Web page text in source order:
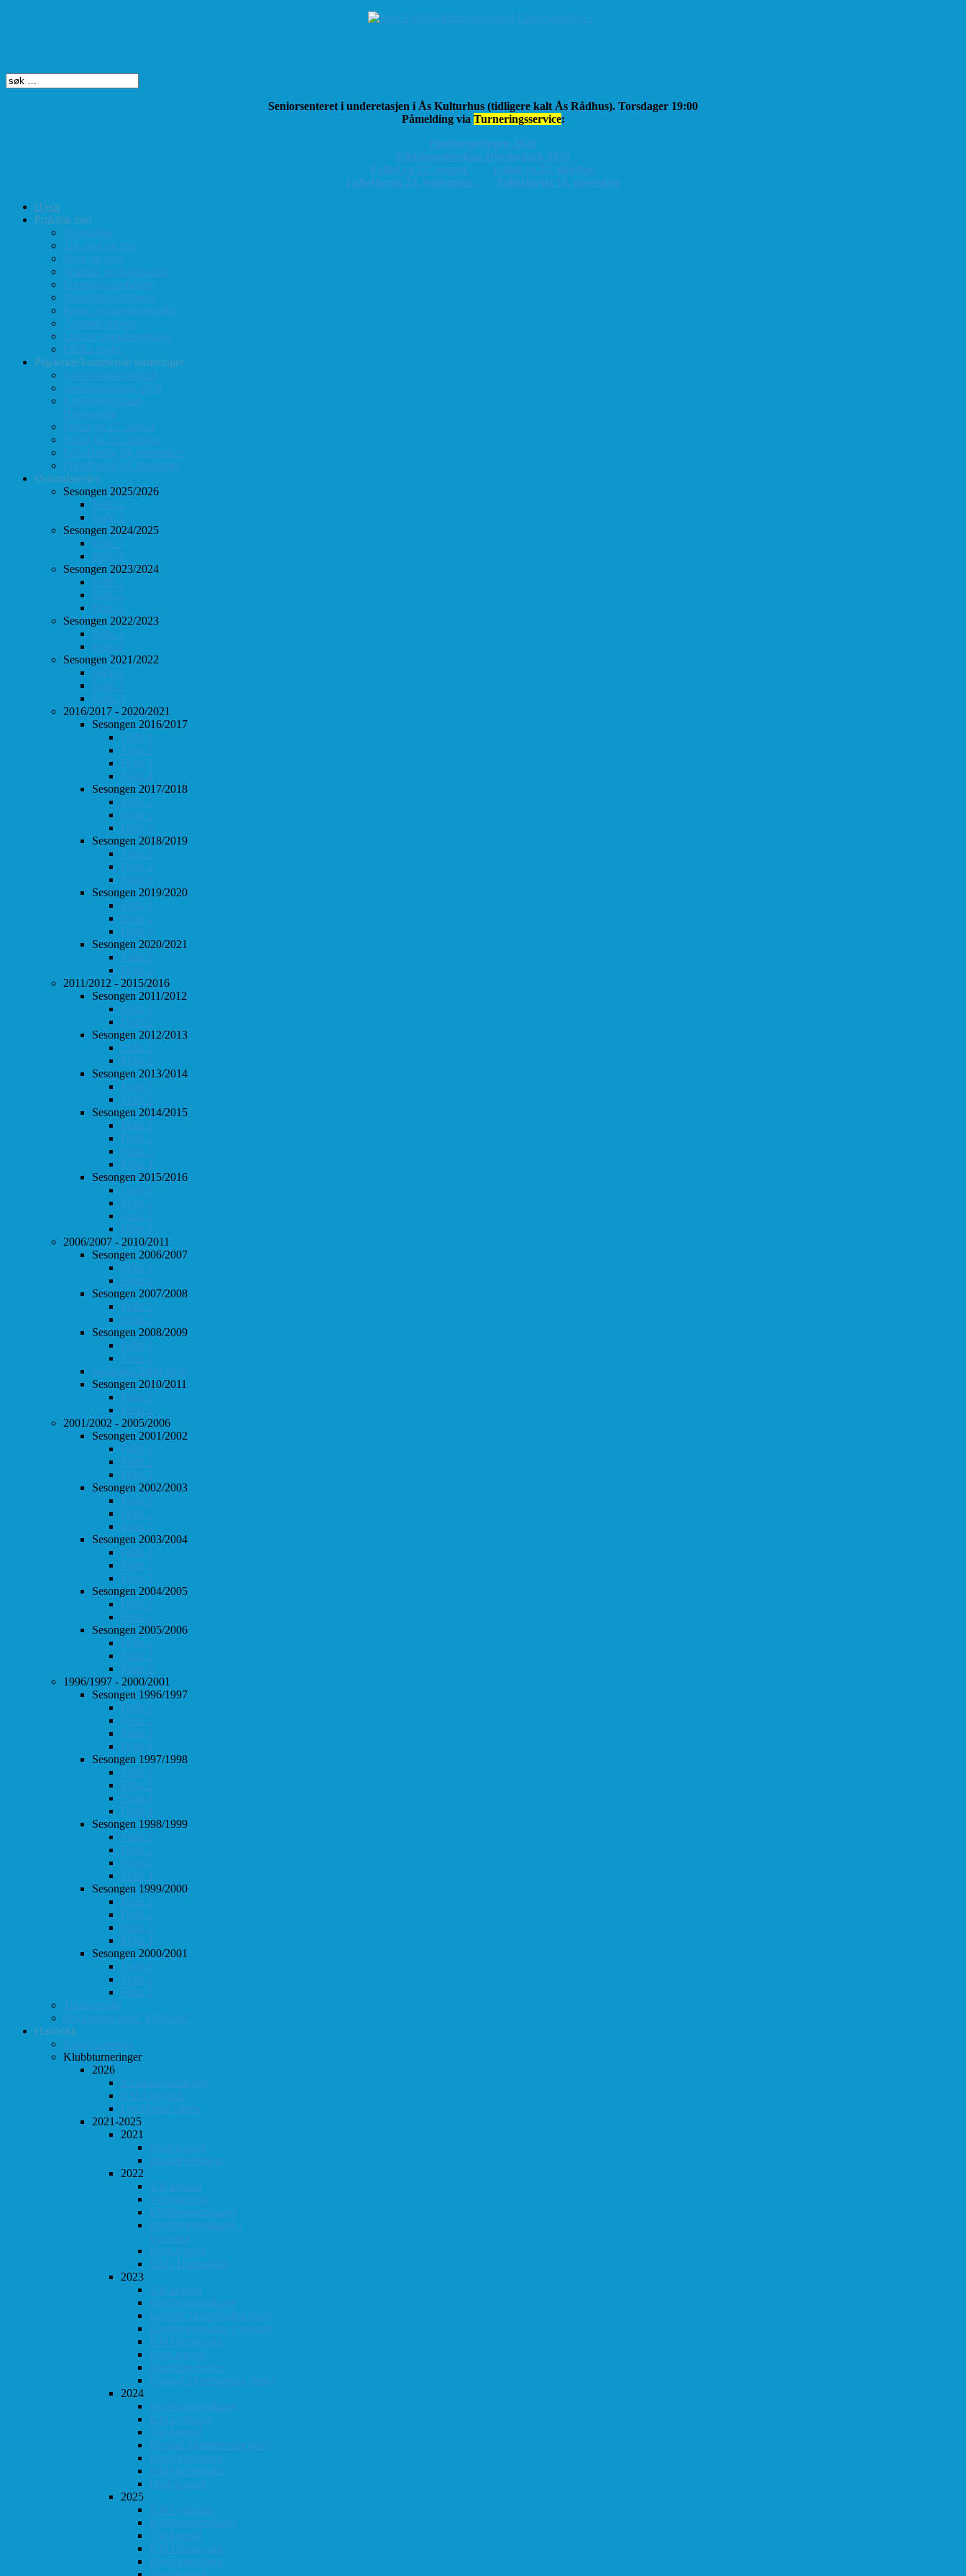
Seniorsenteret i underetasjen i Ås Kulturhus (tidligere kalt Ås Rådhus). Torsdager 19:00
Påmelding via Turneringsservice:
Høstturneringen 2026
Klubbmesterskap Hurtigsjakk 2026
FolloLyn 27. august
FolloLyn 22. oktober
FolloHurtig 24. september
FolloHurtig 10. desember
Hjem
Praktisk info
Terminliste
Tid, sted og pris
Styre og verv
Telefon- og E-post-liste
Forenings-vedtekter
Turneringsreglement
Barne- og ungdomssjakk
Årsmøte-papirer
Litt om sjakkforeningen
FIDEs regler
Pågående/kommende turneringer
Vårt turneringstilbud
Høstturneringen 2026
Klubbmesterskap
Hurtigsjakk
FolloLyn 27. august
FolloLyn 22. oktober
FolloHurtig 24. september
FolloHurtig 10. desember
Østlandsserien
Sesongen 2025/2026
Follo 1
Follo 2
Sesongen 2024/2025
Follo 1
Follo 2
Sesongen 2023/2024
Follo 1
Follo 2
Follo 3
Sesongen 2022/2023
Follo 1
Follo 2
Sesongen 2021/2022
Follo 1
Follo 2
Follo 3
2016/2017 - 2020/2021
Sesongen 2016/2017
Follo 1
Follo 2
Follo 3
Follo 4
Sesongen 2017/2018
Follo 1
Follo 2
Follo 3
Sesongen 2018/2019
Follo 1
Follo 2
Follo 3
Sesongen 2019/2020
Follo 1
Follo 2
Follo 3
Sesongen 2020/2021
Follo 1
Follo 2
2011/2012 - 2015/2016
Sesongen 2011/2012
Follo 1
Follo 2
Sesongen 2012/2013
Follo 1
Follo 2
Sesongen 2013/2014
Follo 1
Follo 2
Sesongen 2014/2015
Follo 1
Follo 2
Follo 3
Follo 4
Sesongen 2015/2016
Follo 1
Follo 2
Follo 3
Follo 4
2006/2007 - 2010/2011
Sesongen 2006/2007
Follo 1
Follo 2
Sesongen 2007/2008
Follo 1
Follo 2
Sesongen 2008/2009
Follo 1
Follo 2
Sesongen 2009/2010
Sesongen 2010/2011
Follo 1
Follo 2
2001/2002 - 2005/2006
Sesongen 2001/2002
Follo 1
Follo 2
Follo 3
Sesongen 2002/2003
Follo 1
Follo 2
Follo 3
Sesongen 2003/2004
Follo 1
Follo 2
Follo 3
Sesongen 2004/2005
Follo 1
Follo 2
Sesongen 2005/2006
Follo 1
Follo 2
Follo 3
1996/1997 - 2000/2001
Sesongen 1996/1997
Follo 1
Follo 2
Follo 3
Follo 4
Sesongen 1997/1998
Follo 1
Follo 2
Follo 3
Follo 4
Sesongen 1998/1999
Follo 1
Follo 2
Follo 3
Follo 4
Sesongen 1999/2000
Follo 1
Follo 2
Follo 3
Follo 4
Sesongen 2000/2001
Follo 1
Follo 2
Follo 3
Totaloversikt
ØS-kamper med "Fullt hus"
Historikk
Vinner-oversikt
Klubbturneringer
2026
Klubbmesterskapet
KM Lynsjakk
Lyn/Hurtig våren
2021-2025
2021
Høst-konrad
Høstturneringen
2022
Vår-konrad
Vårturnering
Klubbmesterskapet
Klubbmesterskapet i
Lynsjakk
Høst-konrad
KM i Hurtigsjakk
2023
Vår-konrad
Klubbmesterskapet
Konrad Timestrening (vår)
Klubbmesterskap Lynsjakk
KM Hurtigsjakk
Høst-konrad
Høstturneringen
Konrad Timestrening (høst)
2024
Klubbmesterskapet
KM Lynsjakk
Vår-konrad
Konrad Timestrening (vår)
Høstturneringen
KM Hurtigsjakk
Høst-konrad
2025
KM Lynsjakk
Klubbmesterskapet
Vår-konrad
KM Hurtigsjakk
Høstturneringen